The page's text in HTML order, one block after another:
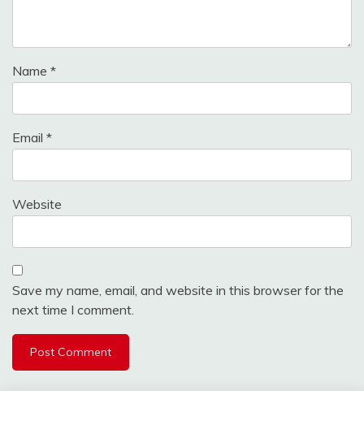
Name *
Email *
Website
Save my name, email, and website in this browser for the
next time I comment.